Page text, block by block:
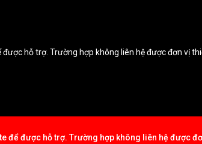
hỗ trợ. Trường hợp không liên hệ được đơn vị
được hỗ trợ. Trường hợp không liên hệ được